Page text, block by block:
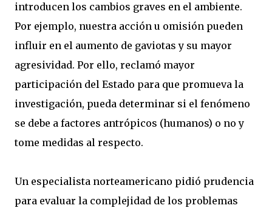
introducen los cambios graves en el ambiente.
Por ejemplo, nuestra acción u omisión pueden
influir en el aumento de gaviotas y su mayor
agresividad. Por ello, reclamó mayor
participación del Estado para que promueva la
investigación, pueda determinar si el fenómeno
se debe a factores antrópicos (humanos) o no y
tome medidas al respecto.
Un especialista norteamericano pidió prudencia
para evaluar la complejidad de los problemas